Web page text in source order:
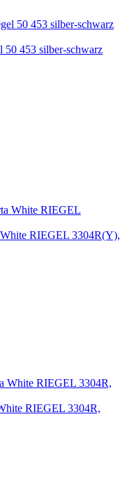
453 silber-schwarz
RIEGEL 3304R(Y),
RIEGEL 3304R,